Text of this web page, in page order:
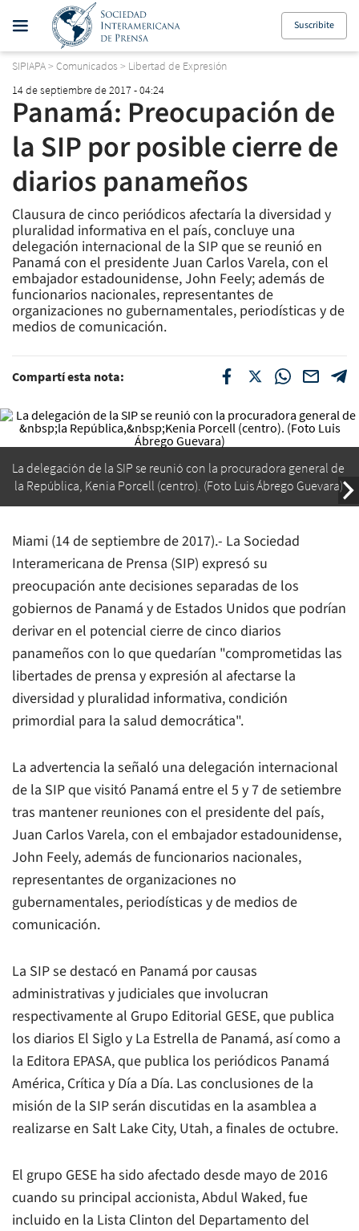
Suscribite
SIPIAPA> Comunicados > Libertad de Expresión
14 de septiembre de 2017 - 04:24
Panamá: Preocupación de
la SIP por posible cierre de
diarios panameños
Clausura de cinco periódicos afectaría la diversidad y
pluralidad informativa en el país, concluye una
delegación internacional de la SIP que se reunió en
Panamá con el presidente Juan Carlos Varela, con el
embajador estadounidense, John Feely; además de
funcionarios nacionales, representantes de
organizaciones no gubernamentales, periodísticas y de
medios de comunicación.
Compartí esta nota:
La delegación de la SIP se reunió con la procuradora general de
la República, Kenia Porcell (centro). (Foto Luis Ábrego Guevara)
Miami (14 de septiembre de 2017).- La Sociedad
Interamericana de Prensa (SIP) expresó su
preocupación ante decisiones separadas de los
gobiernos de Panamá y de Estados Unidos que podrían
derivar en el potencial cierre de cinco diarios
panameños con lo que quedarían "comprometidas las
libertades de prensa y expresión al afectarse la
diversidad y pluralidad informativa, condición
primordial para la salud democrática".
La advertencia la señaló una delegación internacional
de la SIP que visitó Panamá entre el 5 y 7 de setiembre
tras mantener reuniones con el presidente del país,
Juan Carlos Varela, con el embajador estadounidense,
John Feely, además de funcionarios nacionales,
representantes de organizaciones no
gubernamentales, periodísticas y de medios de
comunicación.
La SIP se destacó en Panamá por causas
administrativas y judiciales que involucran
respectivamente al Grupo Editorial GESE, que publica
los diarios El Siglo y La Estrella de Panamá, así como a
la Editora EPASA, que publica los periódicos Panamá
América, Crítica y Día a Día. Las conclusiones de la
misión de la SIP serán discutidas en la asamblea a
realizarse en Salt Lake City, Utah, a finales de octubre.
El grupo GESE ha sido afectado desde mayo de 2016
cuando su principal accionista, Abdul Waked, fue
incluido en la Lista Clinton del Departamento del